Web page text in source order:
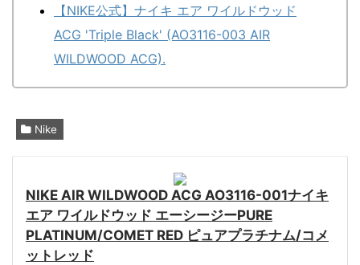
【NIKE公式】ナイキ エア ワイルドウッド
ACG 'Triple Black' (AO3116-003 AIR
WILDWOOD ACG).
Nike
NIKE AIR WILDWOOD ACG AO3116-001ナイキ
エア ワイルドウッド エーシージーPURE
PLATINUM/COMET RED ピュアプラチナム/コメ
ットレッド